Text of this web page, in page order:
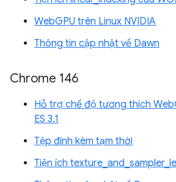
WebGPU trên Linux NVIDIA
Thông tin cập nhật về Dawn
Chrome 146
Hỗ trợ chế độ tương thích
ES 3.1
Tệp đính kèm tạm thời
Tiện ích